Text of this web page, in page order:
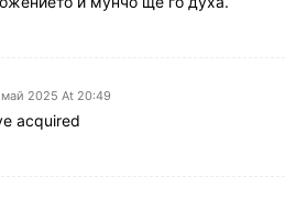
май 2025 At 20:49
acquired